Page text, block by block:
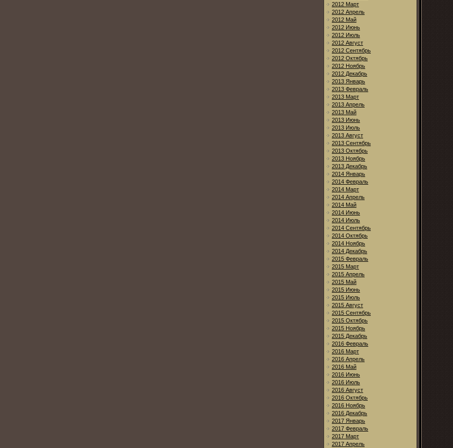
2012 Март
2012 Апрель
2012 Май
2012 Июнь
2012 Июль
2012 Август
2012 Сентябрь
2012 Октябрь
2012 Ноябрь
2012 Декабрь
2013 Январь
2013 Февраль
2013 Март
2013 Апрель
2013 Май
2013 Июнь
2013 Июль
2013 Август
2013 Сентябрь
2013 Октябрь
2013 Ноябрь
2013 Декабрь
2014 Январь
2014 Февраль
2014 Март
2014 Апрель
2014 Май
2014 Июнь
2014 Июль
2014 Сентябрь
2014 Октябрь
2014 Ноябрь
2014 Декабрь
2015 Февраль
2015 Март
2015 Апрель
2015 Май
2015 Июнь
2015 Июль
2015 Август
2015 Сентябрь
2015 Октябрь
2015 Ноябрь
2015 Декабрь
2016 Февраль
2016 Март
2016 Апрель
2016 Май
2016 Июнь
2016 Июль
2016 Август
2016 Октябрь
2016 Ноябрь
2016 Декабрь
2017 Январь
2017 Февраль
2017 Март
2017 Апрель